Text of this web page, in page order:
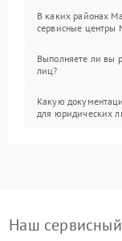
В каких районах
сервисные центры
Выполняете ли вы
лиц?
Какую
для юридических
Наш